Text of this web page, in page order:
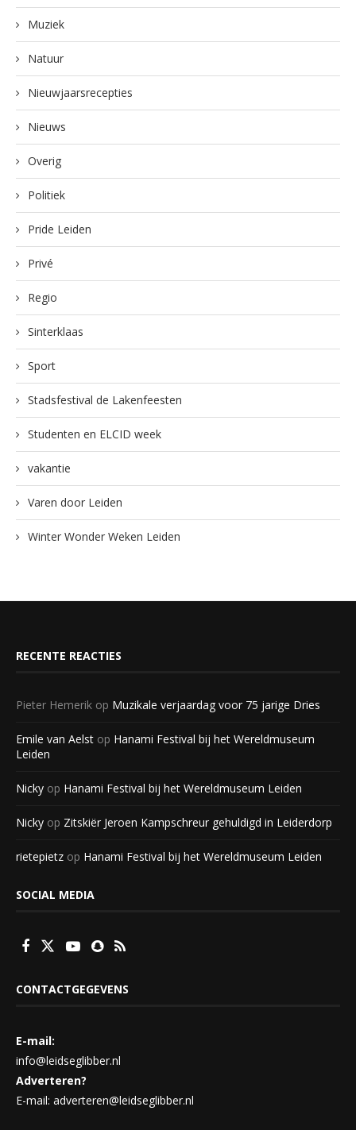
Muziek
Natuur
Nieuwjaarsrecepties
Nieuws
Overig
Politiek
Pride Leiden
Privé
Regio
Sinterklaas
Sport
Stadsfestival de Lakenfeesten
Studenten en ELCID week
vakantie
Varen door Leiden
Winter Wonder Weken Leiden
RECENTE REACTIES
Pieter Hemerik op Muzikale verjaardag voor 75 jarige Dries
Emile van Aelst op Hanami Festival bij het Wereldmuseum
Leiden
Nicky op Hanami Festival bij het Wereldmuseum Leiden
Nicky op Zitskiër Jeroen Kampschreur gehuldigd in Leiderdorp
rietepietz op Hanami Festival bij het Wereldmuseum Leiden
SOCIAL MEDIA
CONTACTGEGEVENS
E-mail:
info@leidseglibber.nl
Adverteren?
E-mail: adverteren@leidseglibber.nl